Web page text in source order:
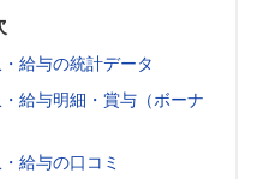
給与の統計データ
給与明細・賞与（ボーナ
給与の口コミ